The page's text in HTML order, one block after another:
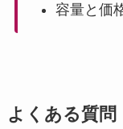
容量と価
よくある質問